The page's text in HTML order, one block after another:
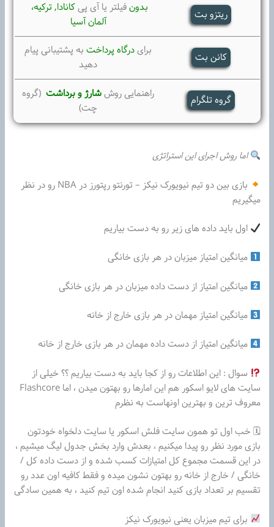
ریتزو بت
بدونفیلتر یا آی پیکانادا, ترکیه،
آلمان آسیا
کانن بت
برایدرگاه پرداختبه پشتیبانی پیام
دهید
گروه تلگرام راهنمایی روششارژ و برداشت (گروه
چت)
اما روش اجرای این استراتژی
بازی بین دو تیم نیویورک نیکز – تورنتو رپتورز در NBA رو در نظر
میگیریم
اول باید داده های زیر رو به دست بیاریم
میانگین امتیاز میزبان در هر بازی خانگی
میانگین امتیاز از دست داده میزبان در هر بازی خانگی
میانگین امتیاز مهمان در هر بازی خارج از خانه
میانگین امتیاز از دست داده مهمان در هر بازی خارج از خانه
سوال : این اطلاعات رو از کجا باید به دست بیاریم ؟؟ خیلی از
سایت های لایو اسکور هم این امارها رو بهتون میدن ، اما Flashcore
معروف ترین و بهترین اونهاست به نظرم
🗓 خب اول تو همون سایت فلش اسکور یا سایت دلخواه خودتون
بازی مورد نظر رو پیدا میکنیم ، بعدش وارد بخش جدول لیگ میشیم ،
در این قسمت مجموع کل امتیازات کسب شده و از دست داده کل /
خانگی / خارج از خانه رو بهتون نشون میده و فقط کافیه اون عدد رو
تقسیم بر تعداد بازی کنید انجام شده اون تیم کنید ، به همین سادگی
برای تیم میزبان یعنی نیویورک نیکز